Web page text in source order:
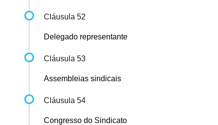
Cláusula 52
Delegado representante
Cláusula 53
Assembleias sindicais
Cláusula 54
Congresso do Sindicato